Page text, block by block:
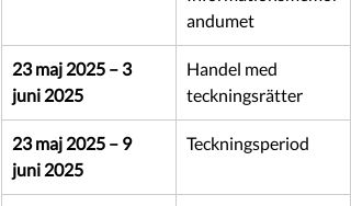
andumet
23 maj 2025 – 3
juni 2025
Handel med
teckningsrätter
23 maj 2025 – 9
juni 2025
Teckningsperiod